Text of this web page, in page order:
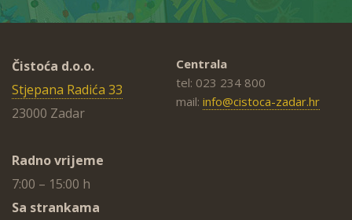
Čistoća d.o.o.
Stjepana Radića 33
23000 Zadar
Radno vrijeme
7:00 – 15:00 h
Sa strankama
Centrala
tel: 023 234 800
mail: info@cistoca-zadar.hr